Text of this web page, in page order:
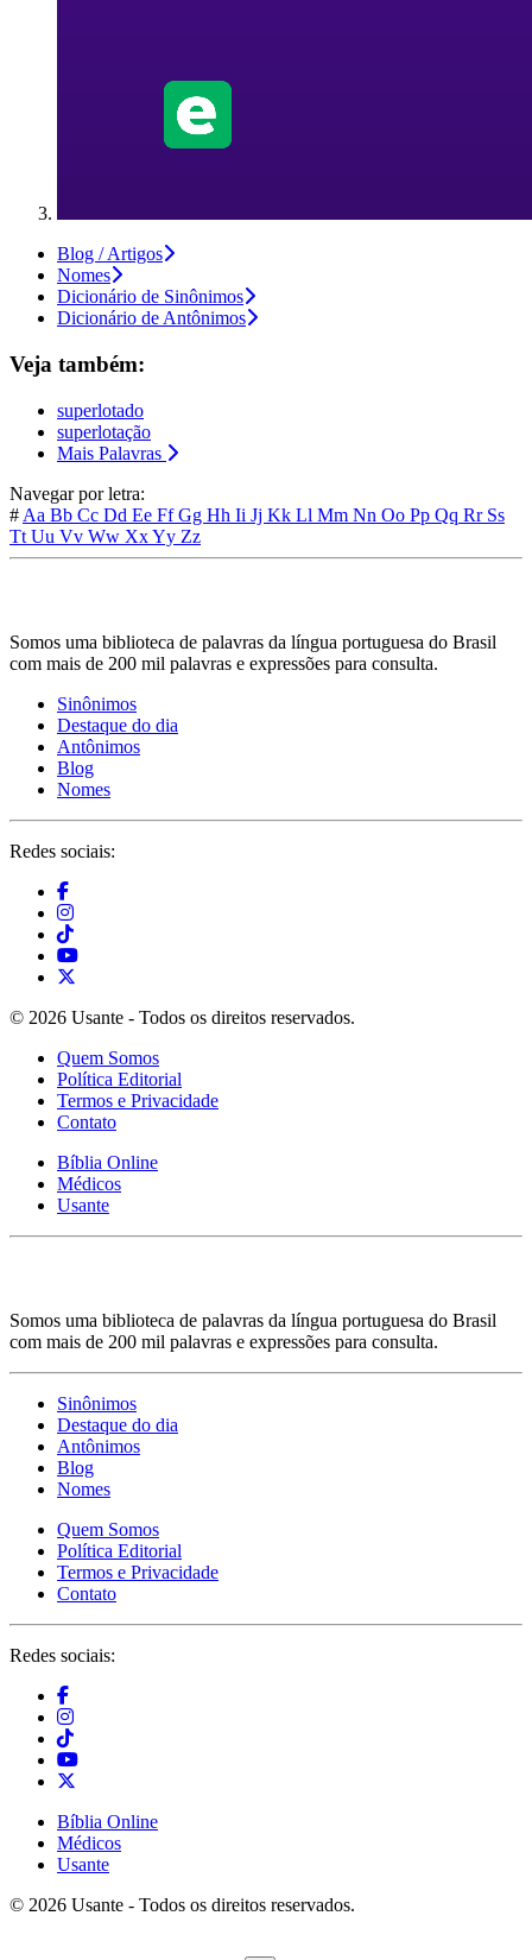
Blog / Artigos
Nomes
Dicionário de Sinônimos
Dicionário de Antônimos
Veja também:
superlotado
superlotação
Mais Palavras
Navegar por letra:
# Aa Bb Cc Dd Ee FfGg Hh Ii Jj Kk Ll Mm Nn Oo Pp Qq Rr Ss
Tt Uu Vv Ww XxYy Zz
Somos uma biblioteca de palavras da língua portuguesa do Brasil
com mais de 200 mil palavras e expressões para consulta.
Sinônimos
Destaque do dia
Antônimos
Blog
Nomes
Redes sociais:
© 2026 Usante - Todos os direitos reservados.
Quem Somos
Política Editorial
Termos e Privacidade
Contato
Bíblia Online
Médicos
Usante
Somos uma biblioteca de palavras da língua portuguesa do Brasil
com mais de 200 mil palavras e expressões para consulta.
Sinônimos
Destaque do dia
Antônimos
Blog
Nomes
Quem Somos
Política Editorial
Termos e Privacidade
Contato
Redes sociais:
Bíblia Online
Médicos
Usante
© 2026 Usante - Todos os direitos reservados.